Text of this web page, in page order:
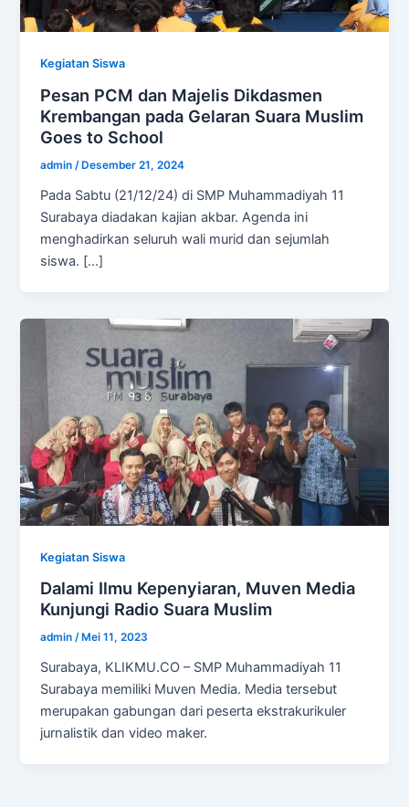
Kegiatan Siswa
Pesan PCM dan Majelis Dikdasmen
Krembangan pada Gelaran Suara Muslim
Goes to School
admin/ Desember 21, 2024
Pada Sabtu (21/12/24) di SMP Muhammadiyah 11
Surabaya diadakan kajian akbar. Agenda ini
menghadirkan seluruh wali murid dan sejumlah
siswa. […]
Kegiatan Siswa
Dalami Ilmu Kepenyiaran, Muven Media
Kunjungi Radio Suara Muslim
admin/ Mei 11, 2023
Surabaya, KLIKMU.CO – SMP Muhammadiyah 11
Surabaya memiliki Muven Media. Media tersebut
merupakan gabungan dari peserta ekstrakurikuler
jurnalistik dan video maker.